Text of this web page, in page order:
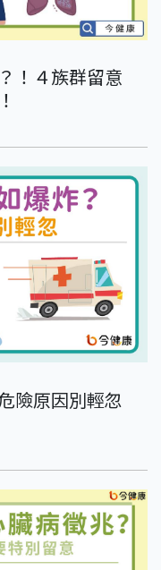
！４族群留意
險原因別輕忽